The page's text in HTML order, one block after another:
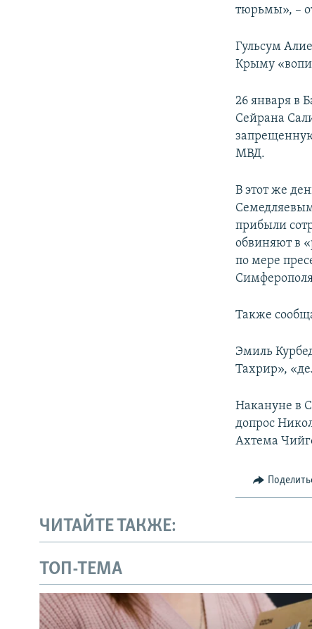
тюрьмы», –
Гульсум
Крыму
26 января в
Сейрана
МВД.
В этот же
прибыли
обвиняют в
по мере
Также
Эмиль
Тахрир»,
Накануне в
допрос
Ахтема
ЧИТАЙТЕ ТАКЖЕ:
ТОП-ТЕМА